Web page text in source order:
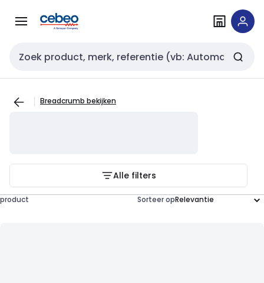
naar
naar
Zoekveld invoer
Breadcrumb bekijken
Alle filters
product Sorteer op